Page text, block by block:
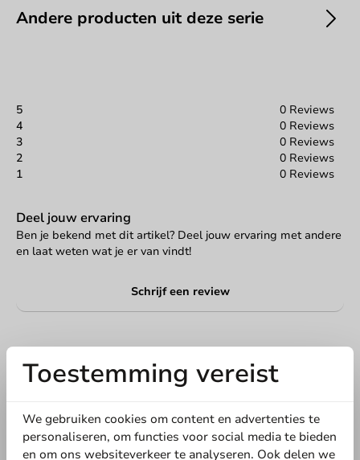
Andere producten uit deze serie
5
0 Reviews
4
0 Reviews
3
0 Reviews
2
0 Reviews
1
0 Reviews
Deel jouw ervaring
Ben je bekend met dit artikel? Deel jouw ervaring met andere
en laat weten wat je er van vindt!
Schrijf een review
Toestemming vereist
We gebruiken cookies om content en advertenties te
personaliseren, om functies voor social media te bieden
en om ons websiteverkeer te analyseren. Ook delen we